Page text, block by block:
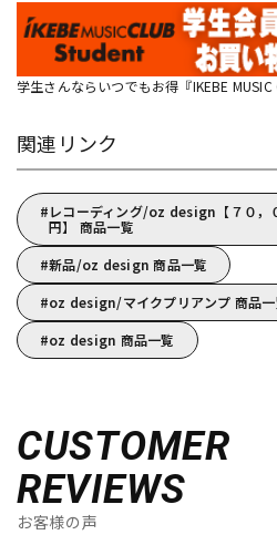
学生さんならいつでもお得『IKEBE MUSIC
関連リンク
レコーディング/oz design【７０，
円】 商品一覧
新品/oz design 商品一覧
oz design/マイクプリアンプ 商品一
oz design 商品一覧
CUSTOMER
REVIEWS
お客様の声